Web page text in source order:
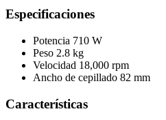
Especificaciones
Potencia 710 W
Peso 2.8 kg
Velocidad 18,000 rpm
Ancho de cepillado 82 mm
Características